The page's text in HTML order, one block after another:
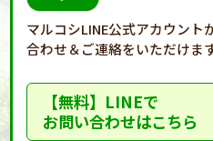
マルコシLINE公式アカウント
合わせ＆ご連絡をいただけま
【無料】LINEで
お問い合わせはこちら